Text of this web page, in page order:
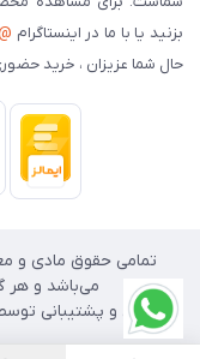
بزنید یا با ما در اینستاگرام
حال شما عزیزان ، خرید
تمامی حقوق مادی و
می‌باشد و هر
طراحی و پشتیبانی